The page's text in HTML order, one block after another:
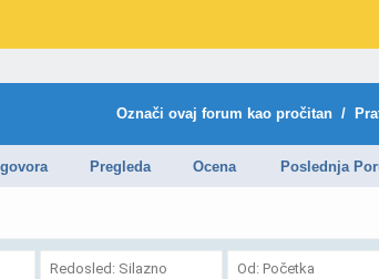
Označi ovaj forum kao pročitan /
Pregleda Ocena Poslednja